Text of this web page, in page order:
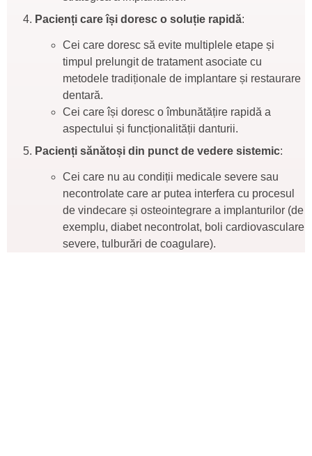
Pacienți care își doresc o soluție rapidă:
Cei care doresc să evite multiplele etape și
timpul prelungit de tratament asociate cu
metodele tradiționale de implantare și restaurare
dentară.
Cei care își doresc o îmbunătățire rapidă a
aspectului și funcționalității danturii.
Pacienți sănătoși din punct de vedere sistemic:
Cei care nu au condiții medicale severe sau
necontrolate care ar putea interfera cu procesul
de vindecare și osteointegrare a implanturilor (de
exemplu, diabet necontrolat, boli cardiovasculare
severe, tulburări de coagulare).